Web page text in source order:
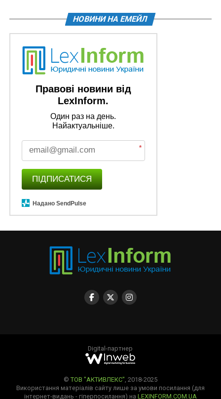
НОВИНИ НА ЕМЕЙЛ
Правові новини від
LexInform.
Один раз на день.
Найактуальніше.
*
ПІДПИСАТИСЯ
Надано SendPulse
Digital-партнер
© ТОВ "АКТИВЛЕКС" , 2018-2025
Використання матеріалів сайту лише за умови посилання (для
інтернет-видань - гіперпосилання) на LEXINFORM.COM.UA